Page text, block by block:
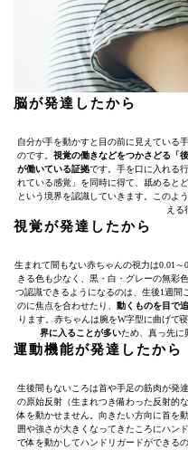
脳が発達したから
自分が手を動かすと目の前に見えている
のです。 視覚の働きなどをつかさどる「
が働いている証拠です。手を口に入れる
れている感覚」を同時に得て、舐めると
という境界を認識していきます。このよ
える
視覚が発達したから
生まれて間もない赤ちゃんの視力は0.01
きる色も少なく、黒・白・グレーの無彩
つ認識できるようになるのは、生後1週間
のに焦点を合わせたり、 動くものを目で
ります。赤ちゃんは腕をW字型に曲げて
界に入ることが多いため、真っ先に
運動機能が発達したから
生後間もないころは首や手足の筋肉が発
の原始反射（生まれつき備わった反射的
体を動かせません。向きたい方向に首を
囲や強さが大きくなってきたころにハン
で体を動かしてハンドリガードができる